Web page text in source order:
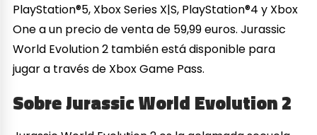
PlayStation®5, Xbox Series X|S, PlayStation®4 y Xbox
One a un precio de venta de 59,99 euros. Jurassic
World Evolution 2 también está disponible para
jugar a través de Xbox Game Pass.
Sobre Jurassic World Evolution 2